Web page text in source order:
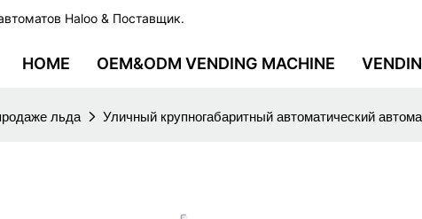
Haloo & Поставщик.
HOME OEM&ODM VENDING MACHINE
льда Уличный крупногабаритный автоматический